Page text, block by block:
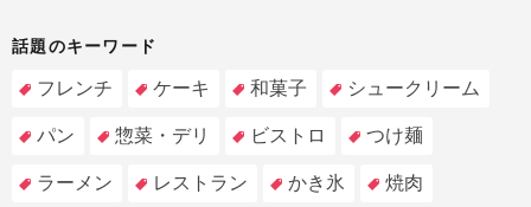
話題のキーワード
フレンチ ケーキ 和菓子 シュークリーム
パン 惣菜・デリ ビストロ つけ麺
ラーメン レストラン かき氷 焼肉